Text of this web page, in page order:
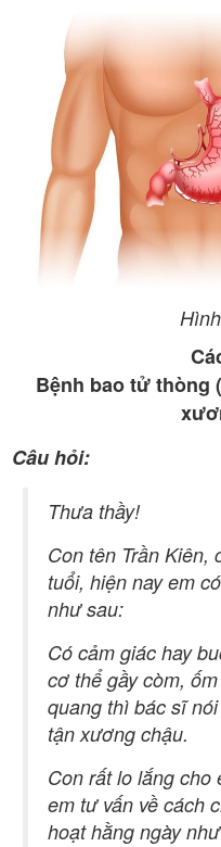
Bệnh bao tử thòng
Câu hỏi:
Thưa thầy!
Con tên Trần Kiên,
tuổi, hiện nay em
như sau:
Có cảm giác hay
cơ thể gầy còm,
quang thì bác sĩ
tận xương chậu.
Con rất lo lắng cho
em tư vấn về cách
hoạt hằng ngày